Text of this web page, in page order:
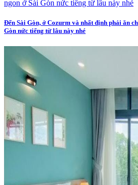
Đến Sài Gòn, ở Cozurm và nhất định phải ăn
Gòn nức tiếng từ lâu này nhé